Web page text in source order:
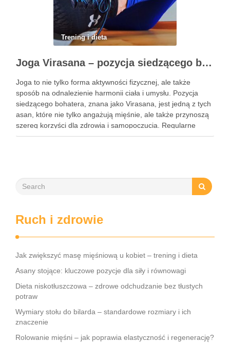
Trening i dieta
Joga Virasana – pozycja siedzącego bohatera i jej korzyści
Joga to nie tylko forma aktywności fizycznej, ale także
sposób na odnalezienie harmonii ciała i umysłu. Pozycja
siedzącego bohatera, znana jako Virasana, jest jedną z tych
asan, które nie tylko angażują mięśnie, ale także przynoszą
szereg korzyści dla zdrowia i samopoczucia. Regularne
praktykowanie tej pozycji może poprawić elastyczność
Ruch i zdrowie
Jak zwiększyć masę mięśniową u kobiet – trening i dieta
Asany stojące: kluczowe pozycje dla siły i równowagi
Dieta niskotłuszczowa – zdrowe odchudzanie bez tłustych
potraw
Wymiary stołu do bilarda – standardowe rozmiary i ich
znaczenie
Rolowanie mięśni – jak poprawia elastyczność i regenerację?